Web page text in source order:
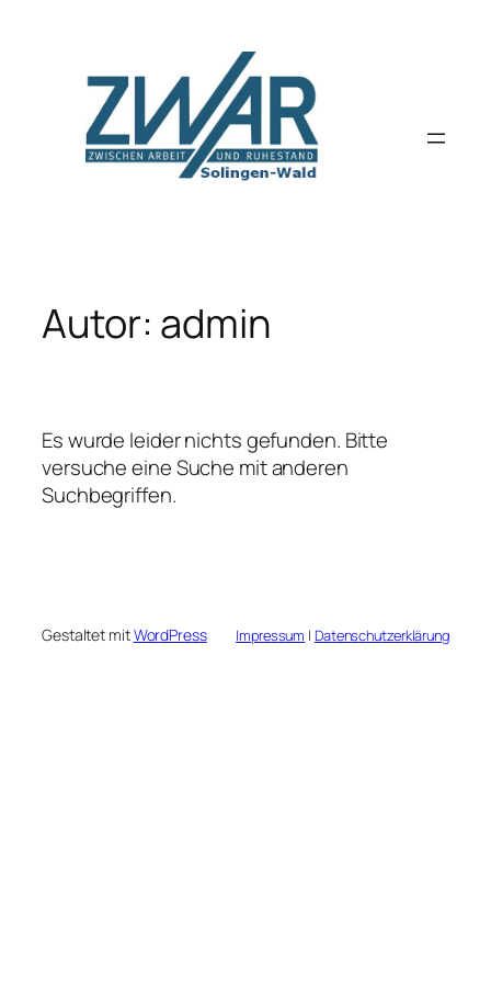
springen
Autor: admin
Es wurde leider nichts gefunden. Bitte
versuche eine Suche mit anderen
Suchbegriffen.
Gestaltet mitWordPress Impressum | Datenschutzerklärung